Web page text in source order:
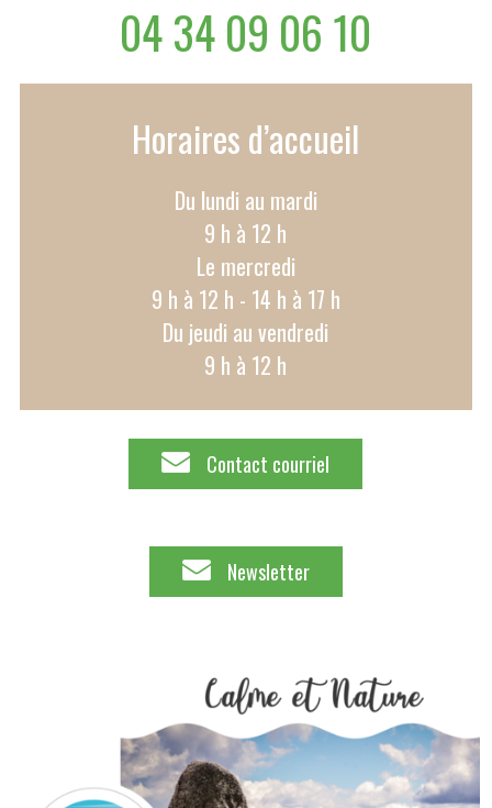
04 34 09 06 10
Horaires d’accueil
Du lundi au mardi
9 h à 12 h
Le mercredi
9 h à 12 h - 14 h à 17 h
Du jeudi au vendredi
9 h à 12 h
Contact courriel
Newsletter